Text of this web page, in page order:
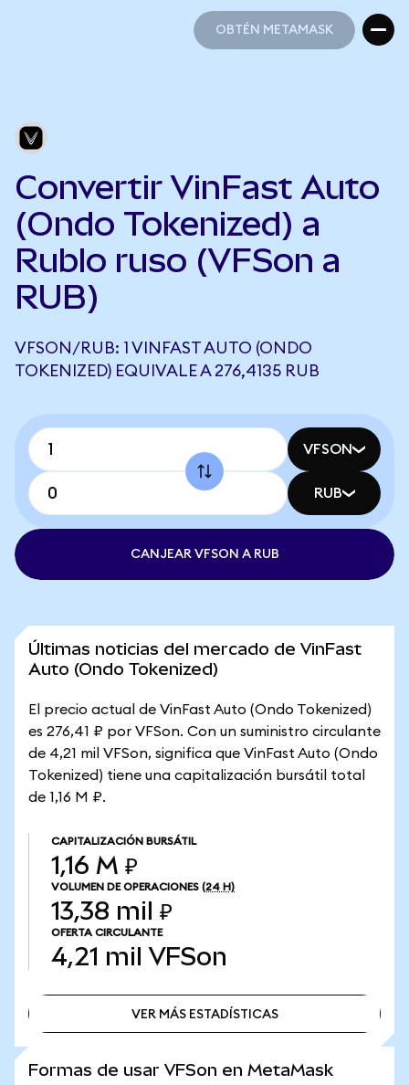
OBTÉN METAMASK
Convertir VinFast Auto
(Ondo Tokenized) a
Rublo ruso (VFSon a
RUB)
VFSON/RUB: 1 VINFAST AUTO (ONDO
TOKENIZED) EQUIVALE A 276,4135 RUB
VFSON
RUB
CANJEAR VFSON A RUB
Últimas noticias del mercado de VinFast
Auto (Ondo Tokenized)
El precio actual de VinFast Auto (Ondo Tokenized)
es 276,41 ₽ por VFSon. Con un suministro circulante
de 4,21 mil VFSon, significa que VinFast Auto (Ondo
Tokenized) tiene una capitalización bursátil total
de 1,16 M ₽.
CAPITALIZACIÓN BURSÁTIL
1,16 M ₽
VOLUMEN DE OPERACIONES (24 H)
13,38 mil ₽
OFERTA CIRCULANTE
4,21 mil VFSon
VER MÁS ESTADÍSTICAS
Formas de usar VFSon en MetaMask